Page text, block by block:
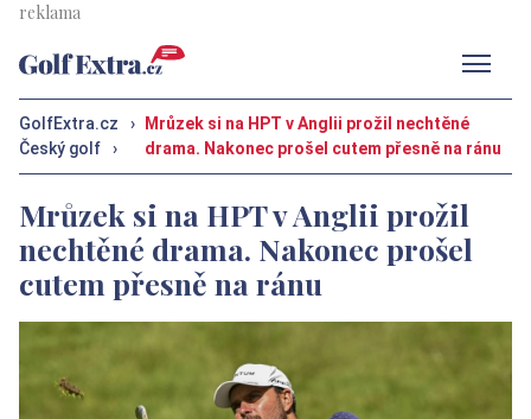
GolfExtra.cz
›
Český golf
›
Mrůzek si na HPT v Anglii prožil nechtěné
drama. Nakonec prošel cutem přesně na ránu
Mrůzek si na HPT v Anglii prožil
nechtěné drama. Nakonec prošel
cutem přesně na ránu